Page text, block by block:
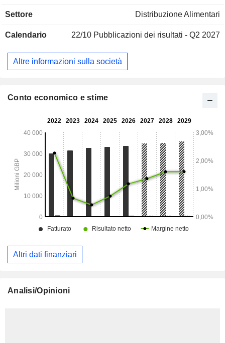
personali, ecc. tramite Sainsbury's Bank. Quasi tutto il
Settore Distribuzione Alimentari
Calendario 22/10 Pubblicazioni dei risultati - Q2 2027
Altre informazioni sulla società
Conto economico e stime
Altri dati finanziari
Analisi/Opinioni